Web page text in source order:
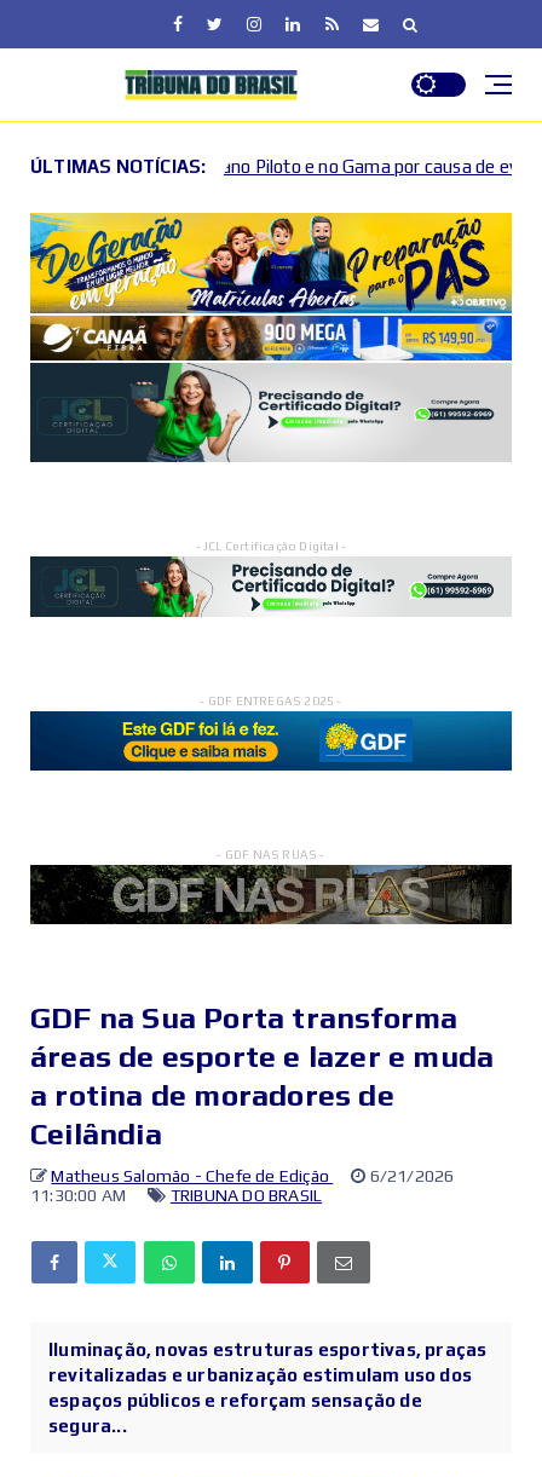
ÚLTIMAS NOTÍCIAS:
Plano Piloto e no Gama por causa de eventos esportivos e
- JCL Certificação Digital -
- GDF ENTREGAS 2025 -
- GDF NAS RUAS -
GDF na Sua Porta transforma
áreas de esporte e lazer e muda
a rotina de moradores de
Ceilândia
Matheus Salomão - Chefe de Edição
6/21/2026
11:30:00 AM
TRIBUNA DO BRASIL
Iluminação, novas estruturas esportivas, praças
revitalizadas e urbanização estimulam uso dos
espaços públicos e reforçam sensação de
segura...